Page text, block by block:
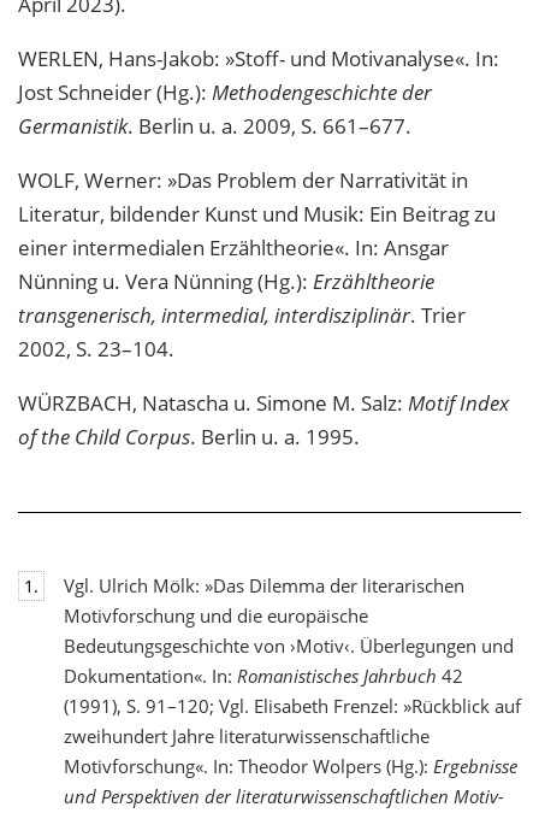
WERLEN, Hans-Jakob: »Stoff- und Motivanalyse«. In:
Jost Schneider (Hg.): Methodengeschichte der
Germanistik. Berlin u. a. 2009, S. 661–677.
WOLF, Werner: »Das Problem der Narrativität in
Literatur, bildender Kunst und Musik: Ein Beitrag zu
einer intermedialen Erzähltheorie«. In: Ansgar
Nünning u. Vera Nünning (Hg.): Erzähltheorie
transgenerisch, intermedial, interdisziplinär. Trier
2002, S. 23–104.
WÜRZBACH, Natascha u. Simone M. Salz: Motif Index
of the Child Corpus. Berlin u. a. 1995.
1.
Vgl. Ulrich Mölk: »Das Dilemma der literarischen
Motivforschung und die europäische
Bedeutungsgeschichte von ›Motiv‹. Überlegungen und
Dokumentation«. In: Romanistisches Jahrbuch 42
(1991), S. 91–120; Vgl. Elisabeth Frenzel: »Rückblick auf
zweihundert Jahre literaturwissenschaftliche
Motivforschung«. In: Theodor Wolpers (Hg.): Ergebnisse
und Perspektiven der literaturwissenschaftlichen Motiv-